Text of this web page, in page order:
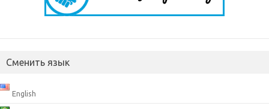
Сменить язык
English